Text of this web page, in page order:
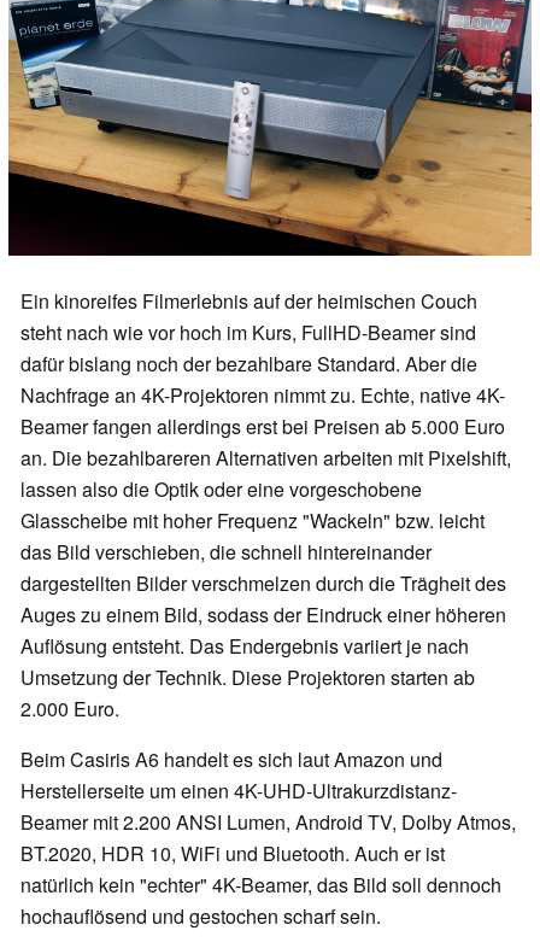
Ein kinoreifes Filmerlebnis auf der heimischen Couch
steht nach wie vor hoch im Kurs, FullHD-Beamer sind
dafür bislang noch der bezahlbare Standard. Aber die
Nachfrage an 4K-Projektoren nimmt zu. Echte, native 4K-
Beamer fangen allerdings erst bei Preisen ab 5.000 Euro
an. Die bezahlbareren Alternativen arbeiten mit Pixelshift,
lassen also die Optik oder eine vorgeschobene
Glasscheibe mit hoher Frequenz "Wackeln" bzw. leicht
das Bild verschieben, die schnell hintereinander
dargestellten Bilder verschmelzen durch die Trägheit des
Auges zu einem Bild, sodass der Eindruck einer höheren
Auflösung entsteht. Das Endergebnis variiert je nach
Umsetzung der Technik. Diese Projektoren starten ab
2.000 Euro.
Beim Casiris A6 handelt es sich laut Amazon und
Herstellerseite um einen 4K-UHD-Ultrakurzdistanz-
Beamer mit 2.200 ANSI Lumen, Android TV, Dolby Atmos,
BT.2020, HDR 10, WiFi und Bluetooth. Auch er ist
natürlich kein "echter" 4K-Beamer, das Bild soll dennoch
hochauflösend und gestochen scharf sein.